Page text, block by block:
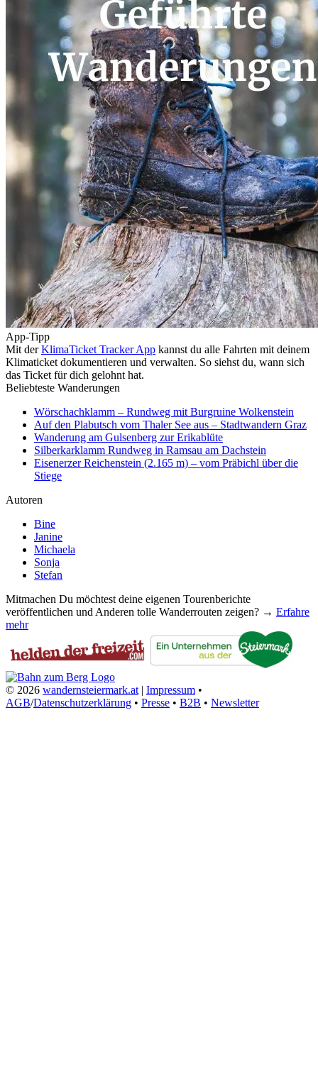
App-Tipp
Mit derKlimaTicket Tracker App kannst du alle Fahrten mit deinem
Klimaticket dokumentieren und verwalten. So siehst du, wann sich
das Ticket für dich gelohnt hat.
Beliebteste Wanderungen
Wörschachklamm – Rundweg mit Burgruine Wolkenstein
Auf den Plabutsch vom Thaler See aus – Stadtwandern Graz
Wanderung am Gulsenberg zur Erikablüte
Silberkarklamm Rundweg in Ramsau am Dachstein
Eisenerzer Reichenstein (2.165 m) – vom Präbichl über die
Stiege
Autoren
Bine
Janine
Michaela
Sonja
Stefan
Mitmachen Du möchtest deine eigenen Tourenberichte
veröffentlichen und Anderen tolle Wanderrouten zeigen? → Erfahre
mehr
© 2026 wandernsteiermark.at | Impressum •
AGB/Datenschutzerklärung • Presse • B2B • Newsletter